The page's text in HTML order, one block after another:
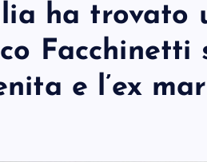
ha trovato
e l’ex